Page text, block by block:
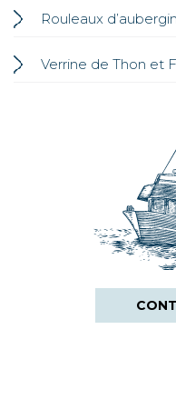
Rouleaux
Verrine de Thon et